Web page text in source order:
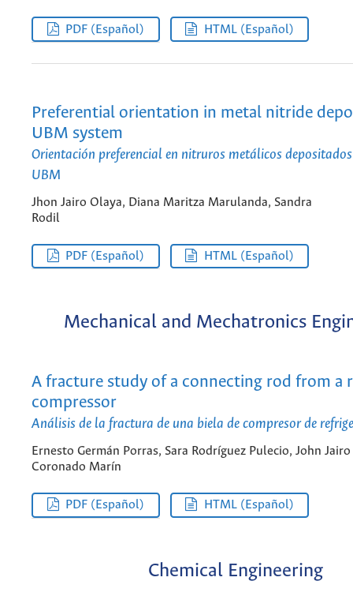
PDF (Español) HTML (Español)
Preferential orientation in metal nitride
UBM system
Orientación preferencial en nitruros metálicos
UBM
Jhon Jairo Olaya, Diana Maritza Marulanda, Sandra
Rodil
PDF (Español) HTML (Español)
Mechanical and Mechatronics
A fracture study of a connecting rod from a
compressor
Análisis de la fractura de una biela de compresor de
Ernesto Germán Porras, Sara Rodríguez Pulecio, John Jairo
Coronado Marín
PDF (Español) HTML (Español)
Chemical Engineering